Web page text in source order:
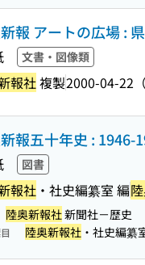
報 アートの広場 :
文書・図像類
報社複製2000-04-22
報五十年史 : 1946-
図書
報社 ・社史編纂室 編
陸奥新報社新聞社－歴史
陸奥新報社 ・社史編纂